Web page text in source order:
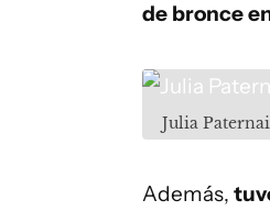
de bronce
Julia
Además,